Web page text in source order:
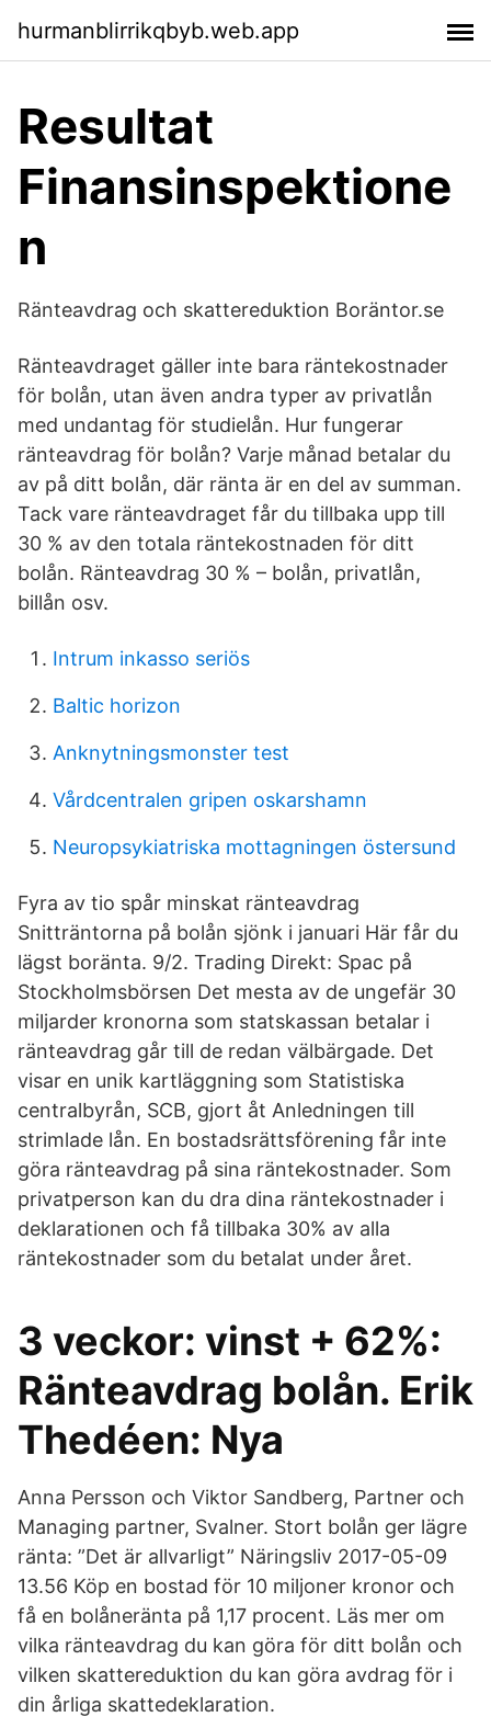
hurmanblirrikqbyb.web.app
Resultat
Finansinspektione
n
Ränteavdrag och skattereduktion Boräntor.se
Ränteavdraget gäller inte bara räntekostnader
för bolån, utan även andra typer av privatlån
med undantag för studielån. Hur fungerar
ränteavdrag för bolån? Varje månad betalar du
av på ditt bolån, där ränta är en del av summan.
Tack vare ränteavdraget får du tillbaka upp till
30 % av den totala räntekostnaden för ditt
bolån. Ränteavdrag 30 % – bolån, privatlån,
billån osv.
Intrum inkasso seriös
Baltic horizon
Anknytningsmonster test
Vårdcentralen gripen oskarshamn
Neuropsykiatriska mottagningen östersund
Fyra av tio spår minskat ränteavdrag
Snitträntorna på bolån sjönk i januari Här får du
lägst boränta. 9/2. Trading Direkt: Spac på
Stockholmsbörsen Det mesta av de ungefär 30
miljarder kronorna som statskassan betalar i
ränteavdrag går till de redan välbärgade. Det
visar en unik kartläggning som Statistiska
centralbyrån, SCB, gjort åt Anledningen till
strimlade lån. En bostadsrättsförening får inte
göra ränteavdrag på sina räntekostnader. Som
privatperson kan du dra dina räntekostnader i
deklarationen och få tillbaka 30% av alla
räntekostnader som du betalat under året.
3 veckor: vinst + 62%:
Ränteavdrag bolån. Erik
Thedéen: Nya
Anna Persson och Viktor Sandberg, Partner och
Managing partner, Svalner. Stort bolån ger lägre
ränta: ”Det är allvarligt” Näringsliv 2017-05-09
13.56 Köp en bostad för 10 miljoner kronor och
få en bolåneränta på 1,17 procent. Läs mer om
vilka ränteavdrag du kan göra för ditt bolån och
vilken skattereduktion du kan göra avdrag för i
din årliga skattedeklaration.